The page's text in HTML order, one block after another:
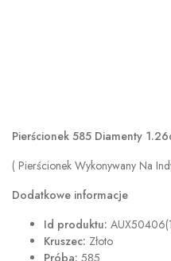
Pierścionek 585 Diamenty
( Pierścionek Wykonywany Na
Dodatkowe informacje
Id produktu:
Kruszec: Złoto
Próba: 585